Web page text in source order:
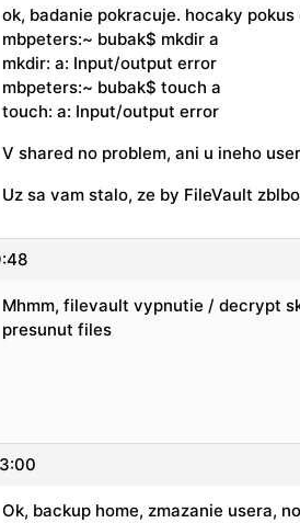
ok, badanie pokracuje. hocaky
mbpeters:~ bubak$ mkdir a
mkdir: a: Input/output error
mbpeters:~ bubak$ touch a
touch: a: Input/output error
V shared no problem, ani u ineho
Uz sa vam stalo, ze by FileVault
Mhmm, filevault vypnutie / decrypt
presunut files
Ok, backup home, zmazanie usera,